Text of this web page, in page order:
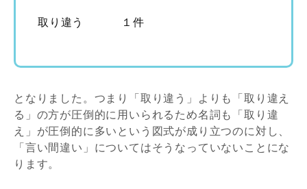
取り違う １件
となりました。つまり「取り違う」よりも「取り違え
る」の方が圧倒的に用いられるため名詞も「取り違
え」が圧倒的に多いという図式が成り立つのに対し、
「言い間違い」についてはそうなっていないことにな
ります。